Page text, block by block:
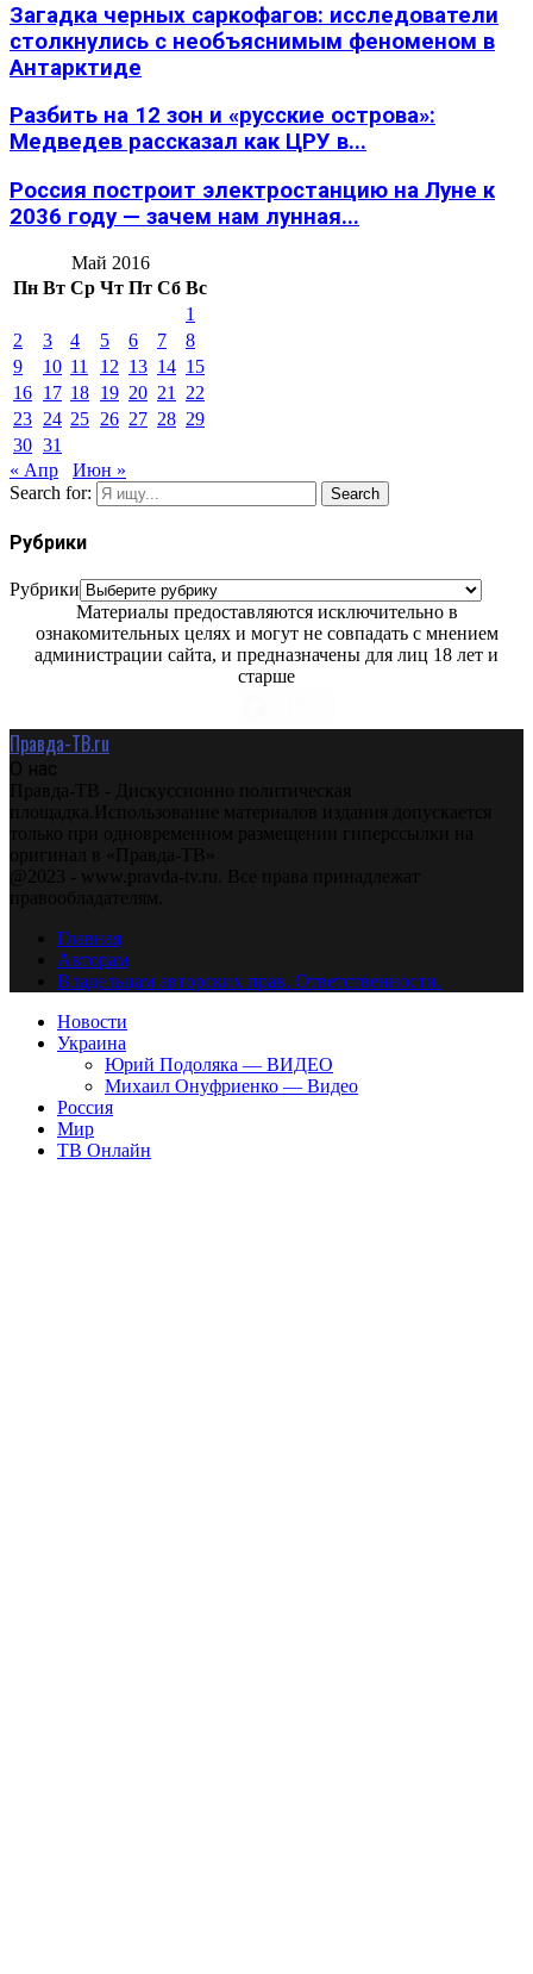
Загадка черных саркофагов: исследователи
столкнулись с необъяснимым феноменом в
Антарктиде
Разбить на 12 зон и «русские острова»:
Медведев рассказал как ЦРУ в...
Россия построит электростанцию на Луне к
2036 году — зачем нам лунная...
Май 2016
Пн Вт Ср Чт Пт Сб Вс
1
2
3 4 5 6 7
8
9
10 11 12 13 14 15
16 17 18 19 20 21
22
23 24 25 26 27 28 29
30 31
« Апр
Июн »
Search for:
Search
Рубрики
Рубрики
Материалы предоставляются исключительно в
ознакомительных целях и могут не совпадать с мнением
администрации сайта, и предназначены для лиц 18 лет и
старше
Правда-ТВ.ru
О нас
Правда-ТВ - Дискуссионно политическая
площадка.Использование материалов издания допускается
только при одновременном размещении гиперссылки на
оригинал в «Правда-ТВ»
@2023 - www.pravda-tv.ru. Все права принадлежат
правообладателям.
Главная
Авторам
Владельцам авторских прав. Ответственности.
Новости
Украина
Юрий Подоляка — ВИДЕО
Михаил Онуфриенко — Видео
Россия
Мир
ТВ Онлайн